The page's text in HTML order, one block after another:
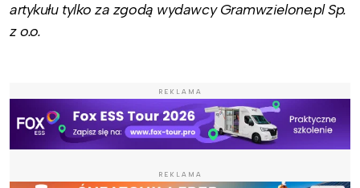
artykułu tylko za zgodą wydawcy Gramwzielone.pl Sp.
z o.o.
REKLAMA
REKLAMA